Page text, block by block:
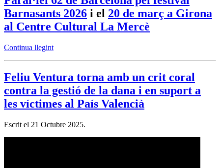
Barnasants 2026 i el 20 de març a Girona
al Centre Cultural La Mercè
Continua llegint
Feliu Ventura torna amb un crit coral
contra la gestió de la dana i en suport a
les víctimes al País Valencià
Escrit el 21 Octubre 2025.